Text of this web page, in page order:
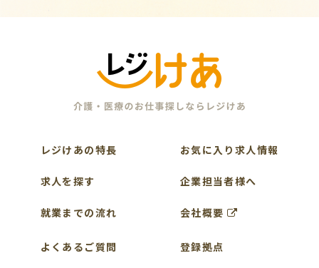
レジけあの特長
求人を探す
就業までの流れ
よくあるご質問
お気に入り求人情報
企業担当者様へ
会社概要
登録拠点